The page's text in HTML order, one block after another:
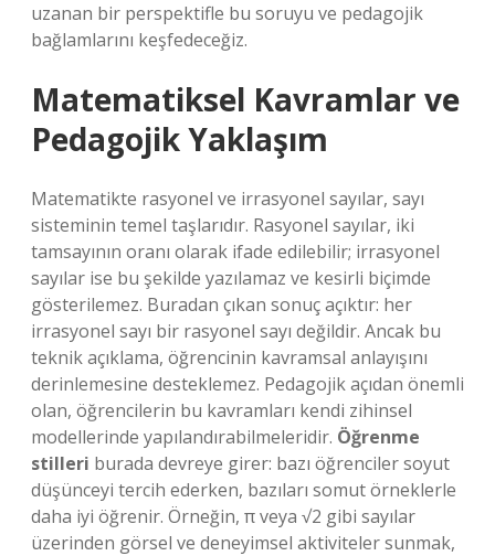
uzanan bir perspektifle bu soruyu ve pedagojik
bağlamlarını keşfedeceğiz.
Matematiksel Kavramlar ve
Pedagojik Yaklaşım
Matematikte rasyonel ve irrasyonel sayılar, sayı
sisteminin temel taşlarıdır. Rasyonel sayılar, iki
tamsayının oranı olarak ifade edilebilir; irrasyonel
sayılar ise bu şekilde yazılamaz ve kesirli biçimde
gösterilemez. Buradan çıkan sonuç açıktır: her
irrasyonel sayı bir rasyonel sayı değildir. Ancak bu
teknik açıklama, öğrencinin kavramsal anlayışını
derinlemesine desteklemez. Pedagojik açıdan önemli
olan, öğrencilerin bu kavramları kendi zihinsel
modellerinde yapılandırabilmeleridir. Öğrenme
stilleri burada devreye girer: bazı öğrenciler soyut
düşünceyi tercih ederken, bazıları somut örneklerle
daha iyi öğrenir. Örneğin, π veya √2 gibi sayılar
üzerinden görsel ve deneyimsel aktiviteler sunmak,